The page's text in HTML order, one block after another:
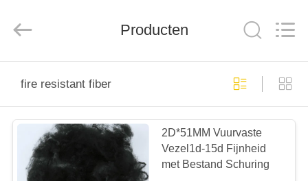
PRODUCTEN
VIDEOS
CO.LTD.
Producten
fire resistant fiber
2D*51MM Vuurvaste
Vezel1d-15d Fijnheid
met Bestand Schuring